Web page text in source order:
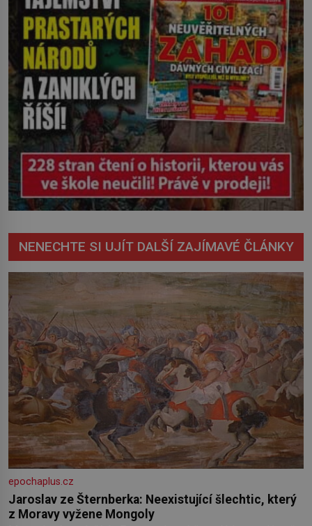
NENECHTE SI UJÍT DALŠÍ ZAJÍMAVÉ ČLÁNKY
epochaplus.cz
Jaroslav ze Šternberka: Neexistující šlechtic, který
z Moravy vyžene Mongoly